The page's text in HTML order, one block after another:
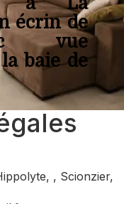
écrin de
vue
baie de
, Scionzier,